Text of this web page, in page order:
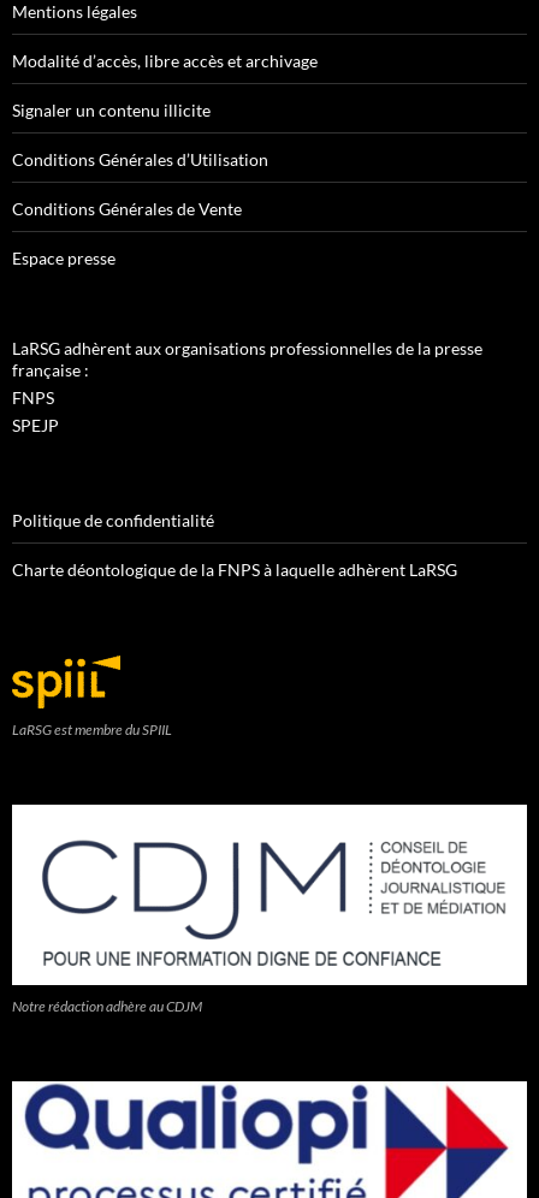
Mentions légales
Modalité d’accès, libre accès et archivage
Signaler un contenu illicite
Conditions Générales d’Utilisation
Conditions Générales de Vente
Espace presse
LaRSG adhèrent aux organisations professionnelles de la presse
française :
FNPS
SPEJP
Politique de confidentialité
Charte déontologique de la FNPS à laquelle adhèrent LaRSG
LaRSG est membre du SPIIL
Notre rédaction adhère au CDJM